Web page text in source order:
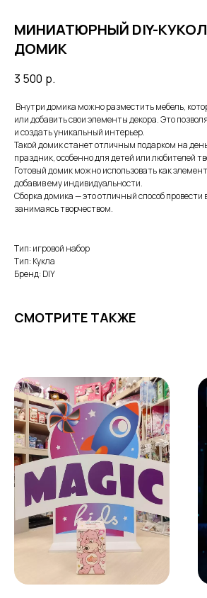
МИНИАТЮРНЫЙ DIY-
ДОМИК
3 500 р.
Внутри домика можно разместить мебель,
или добавить свои элементы декора. Это
и создать уникальный интерьер.
Такой домик станет отличным подарком на
праздник, особенно для детей или любителей
Готовый домик можно использовать как
добавив ему индивидуальности.
Сборка домика — это отличный способ провести
занимаясь творчеством.
Тип: игровой набор
Тип: Кукла
Бренд: DIY
СМОТРИТЕ ТАКЖЕ
ПОЧЕМУ РОДИТЕЛИ
ВЫБИРАЮТ НАШ